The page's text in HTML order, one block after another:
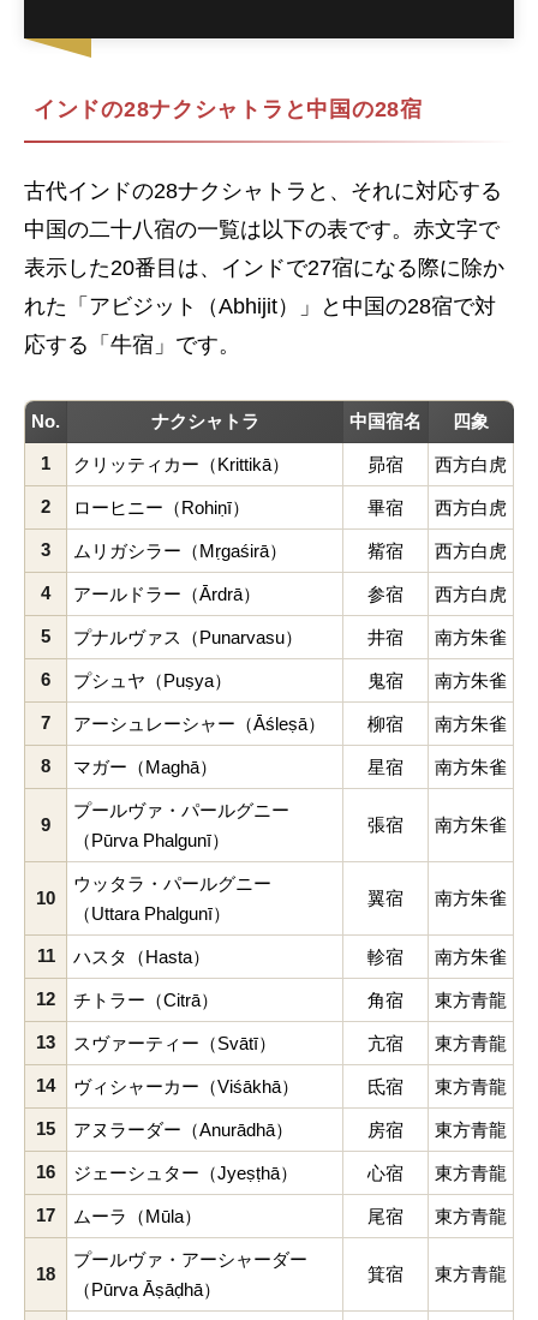
インドの28ナクシャトラと中国の28宿
古代インドの28ナクシャトラと、それに対応する
中国の二十八宿の一覧は以下の表です。赤文字で
表示した20番目は、インドで27宿になる際に除か
れた「アビジット（Abhijit）」と中国の28宿で対
応する「牛宿」です。
No. ナクシャトラ 中国宿名 四象
1 クリッティカー（Krittikā） 昴宿 西方白虎
2 ローヒニー（Rohiṇī） 畢宿 西方白虎
3 ムリガシラー（Mṛgaśirā） 觜宿 西方白虎
4 アールドラー（Ārdrā） 参宿 西方白虎
5 プナルヴァス（Punarvasu） 井宿 南方朱雀
6 プシュヤ（Puṣya） 鬼宿 南方朱雀
7 アーシュレーシャー（Āśleṣā） 柳宿 南方朱雀
8 マガー（Maghā） 星宿 南方朱雀
9
プールヴァ・パールグニー
（Pūrva Phalgunī）
張宿 南方朱雀
10
ウッタラ・パールグニー
（Uttara Phalgunī）
翼宿 南方朱雀
11 ハスタ（Hasta） 軫宿 南方朱雀
12 チトラー（Citrā） 角宿 東方青龍
13 スヴァーティー（Svātī） 亢宿 東方青龍
14 ヴィシャーカー（Viśākhā） 氐宿 東方青龍
15 アヌラーダー（Anurādhā） 房宿 東方青龍
16 ジェーシュター（Jyeṣṭhā） 心宿 東方青龍
17 ムーラ（Mūla） 尾宿 東方青龍
18
プールヴァ・アーシャーダー
（Pūrva Āṣāḍhā）
箕宿 東方青龍